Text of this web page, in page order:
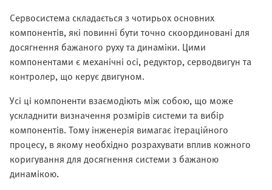
Сервосистема складається з чотирьох основних
компонентів, які повинні бути точно скоординовані для
досягнення бажаного руху та динаміки. Цими
компонентами є механічні осі, редуктор, серводвигун та
контролер, що керує двигуном.
Усі ці компоненти взаємодіють між собою, що може
ускладнити визначення розмірів системи та вибір
компонентів. Тому інженерія вимагає ітераційного
процесу, в якому необхідно розрахувати вплив кожного
коригування для досягнення системи з бажаною
динамікою.